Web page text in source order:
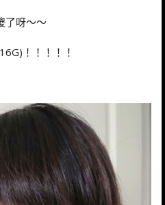
了呀～～
！！！！！